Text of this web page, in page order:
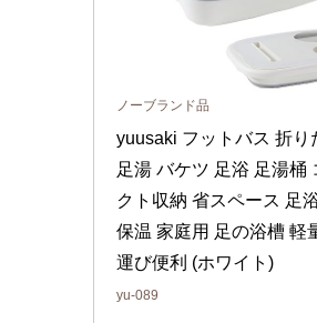
ノーブランド品
yuusaki フットバス 折り
足湯 バケツ 足浴 足湯桶
クト収納 省スペース 足
保温 家庭用 足の浴槽 軽
運び便利 (ホワイト)
yu-089